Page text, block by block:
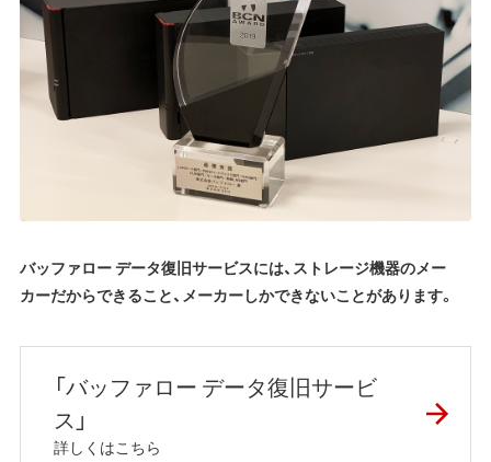
バッファロー データ復旧サービスには、ストレージ機器のメー
カーだからできること、メーカーしかできないことがあります。
「バッファロー データ復旧サービ
ス」
詳しくはこちら